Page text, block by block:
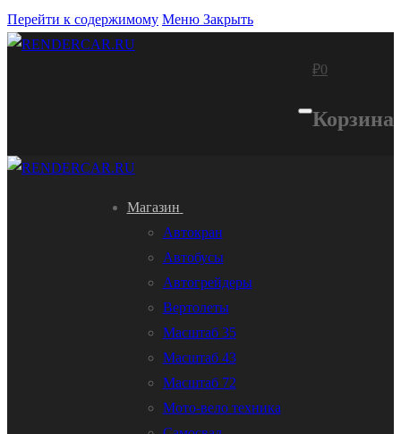
Перейти к содержимому Меню Закрыть
₽0
Корзина
Магазин
Автокран
Автобусы
Автогрейдеры
Вертолеты
Масштаб 35
Масштаб 43
Масштаб 72
Мото-вело техника